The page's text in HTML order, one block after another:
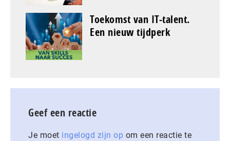
Toekomst van IT-talent.
Een nieuw tijdperk
Geef een reactie
Je moet ingelogd zijn op om een reactie te